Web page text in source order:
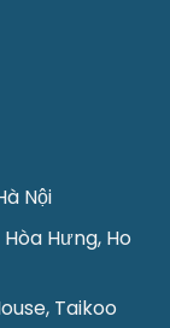
Nội
Hưng, Ho
Taikoo